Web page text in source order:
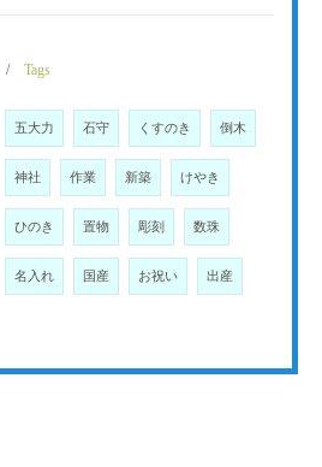
Tags
五大力 石守 くすのき 倒木
神社 作業 新築 けやき
ひのき 置物 彫刻 数珠
名入れ 国産 お祝い 出産